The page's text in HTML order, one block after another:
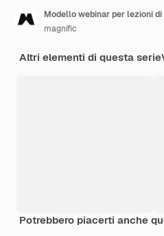
Modello webinar per lezioni
magnific
Altri elementi di questa serie
Potrebbero piacerti anche